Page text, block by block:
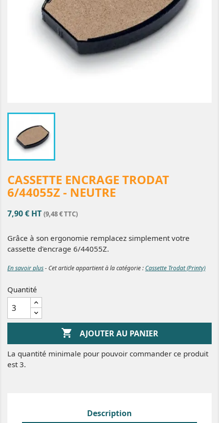
CASSETTE ENCRAGE TRODAT
6/44055Z - NEUTRE
7,90 € HT (9,48 € TTC)
Grâce à son ergonomie remplacez simplement votre
cassette d'encrage 6/44055Z.
En savoir plus- Cet article appartient à la catégorie :Cassette Trodat (Printy)
Quantité
 AJOUTER AU PANIER
La quantité minimale pour pouvoir commander ce produit
est 3.
Description